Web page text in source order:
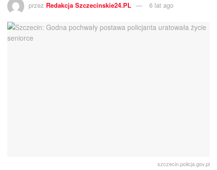
przez Redakcja Szczecinskie24.PL 6 lat ago
szczecin.policja.gov.pl